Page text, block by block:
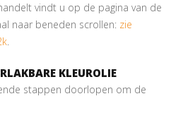
vindt u op de pagina van de
naar beneden scrollen: zie
.
KLEUROLIE
stappen doorlopen om de